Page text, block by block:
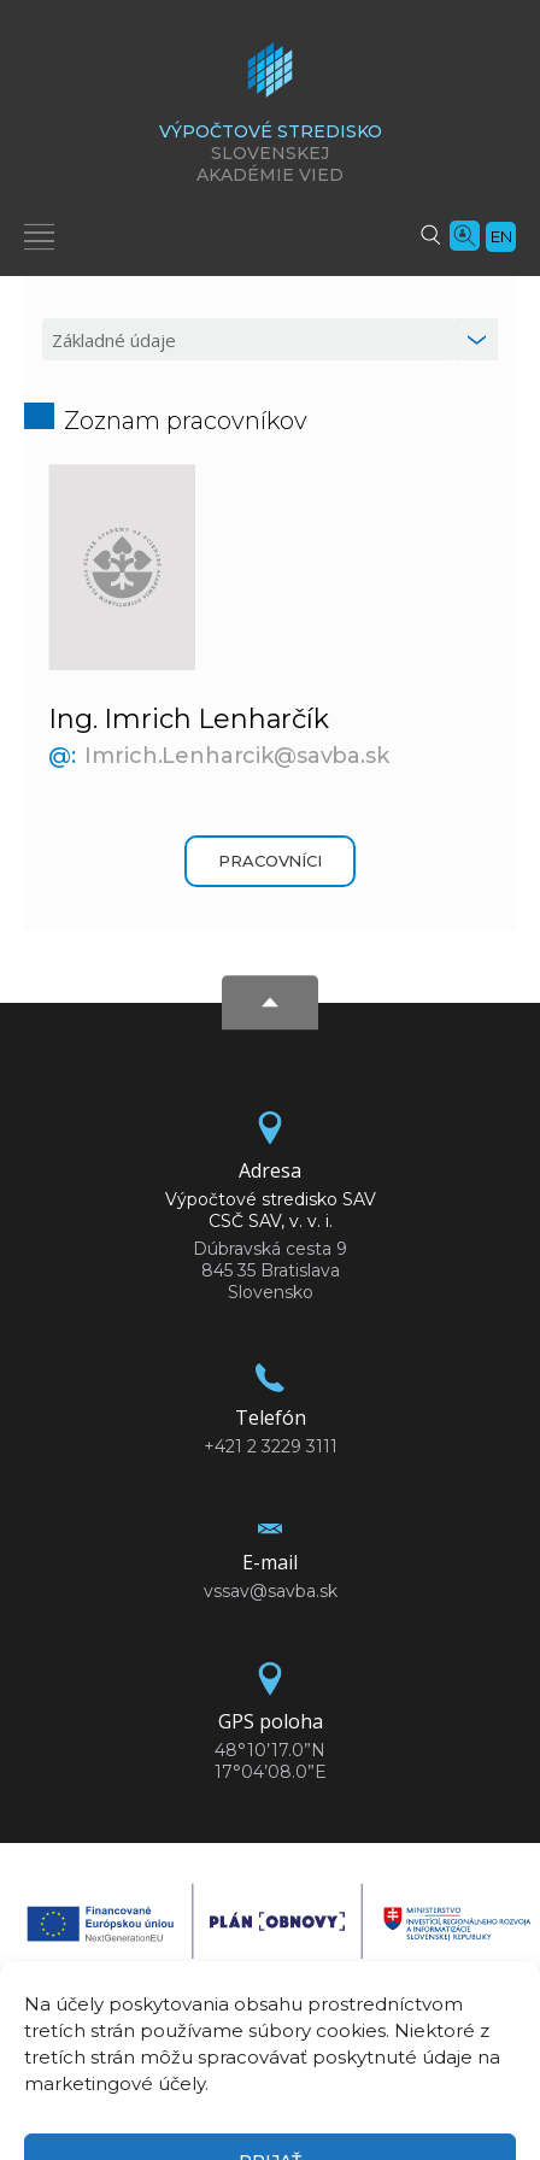
Na účely poskytovania obsahu prostredníctvom
tretích strán používame súbory cookies. Niektoré z
tretích strán môžu spracovávať poskytnuté údaje na
marketingové účely.
VÝPOČTOVÉ STREDISKO
SLOVENSKEJ
AKADÉMIE VIED
EN
Zoznam pracovníkov
Ing. Imrich Lenharčík
@: Imrich.Lenharcik@savba.sk
PRACOVNÍCI
Adresa
Výpočtové stredisko SAV
CSČ SAV, v. v. i.
Dúbravská cesta 9
845 35 Bratislava
Slovensko
Telefón
+421 2 3229 3111
E-mail
vssav@savba.sk
GPS poloha
48°10’17.0”N
17°04’08.0”E
Spolufinancované Európskou úniou. Vyjadrené názory a postoje sú
názormi a vyhláseniami autora(-ov) a nemusia nevyhnutne odrážať
názory a stanoviská Európskej únie alebo Európskej komisie.
Európska únia ani orgán poskytujúci pomoc za ne nepreberajú
Center for Innovative Healthcare